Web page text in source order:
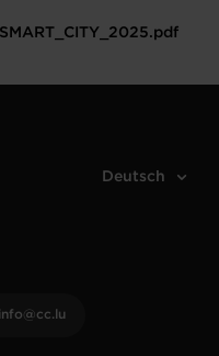
info@cc.lu